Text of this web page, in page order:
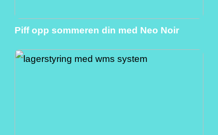
Piff opp sommeren din med Neo Noir